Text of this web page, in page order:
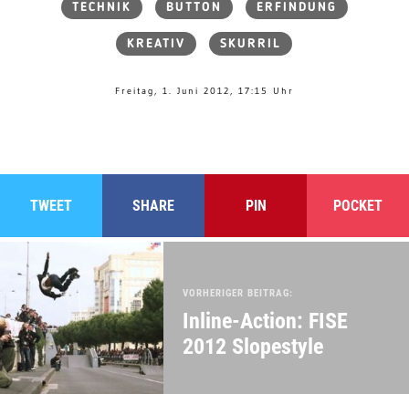
TECHNIK BUTTON ERFINDUNG
KREATIV SKURRIL
Freitag, 1. Juni 2012, 17:15 Uhr
TWEET SHARE PIN POCKET
VORHERIGER BEITRAG:
Inline-Action: FISE
2012 Slopestyle